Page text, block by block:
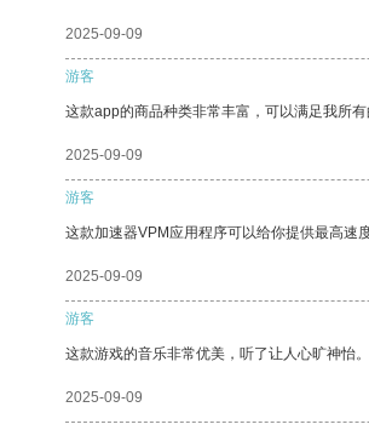
2025-09-09
游客
这款app的商品种类非常丰富，可以满足我所有
2025-09-09
游客
这款加速器VPM应用程序可以给你提供最高速
2025-09-09
游客
这款游戏的音乐非常优美，听了让人心旷神怡。
2025-09-09